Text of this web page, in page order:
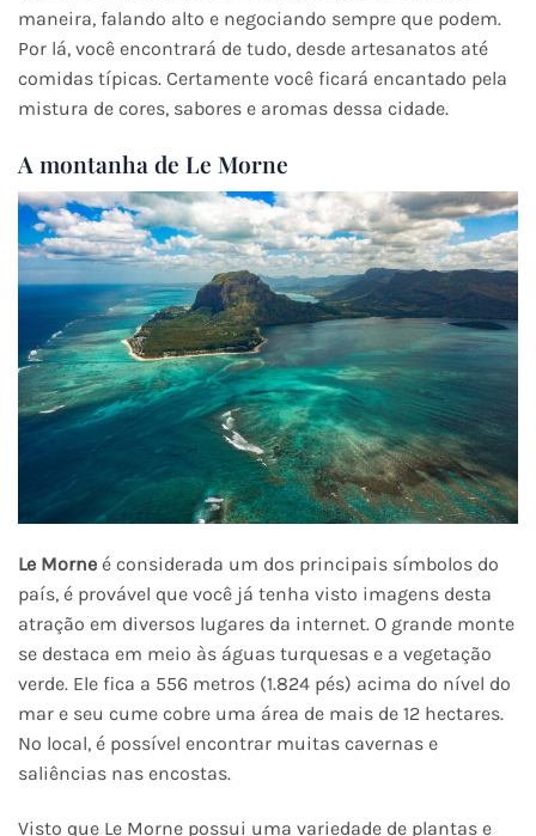
maneira, falando alto e negociando sempre que podem.
Por lá, você encontrará de tudo, desde artesanatos até
comidas típicas. Certamente você ficará encantado pela
mistura de cores, sabores e aromas dessa cidade.
A montanha de Le Morne
Le Morne é considerada um dos principais símbolos do
país, é provável que você já tenha visto imagens desta
atração em diversos lugares da internet. O grande monte
se destaca em meio às águas turquesas e a vegetação
verde. Ele fica a 556 metros (1.824 pés) acima do nível do
mar e seu cume cobre uma área de mais de 12 hectares.
No local, é possível encontrar muitas cavernas e
saliências nas encostas.
Visto que Le Morne possui uma variedade de plantas e